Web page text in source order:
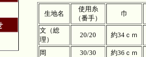
生地名
使用糸
（番手）
巾
文（総
理）
20/20 約34ｃｍ
岡 30/30
約36ｃｍ